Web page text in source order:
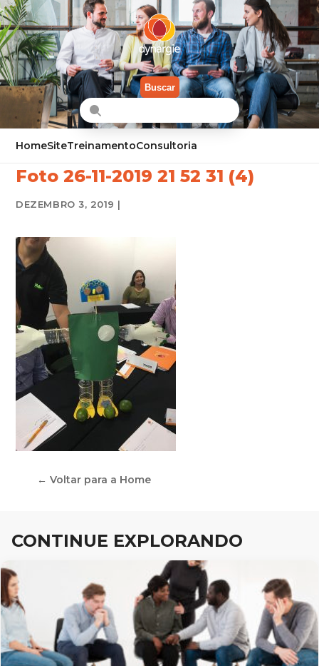
Buscar
HomeSiteTreinamentoConsultoria
Foto 26-11-2019 21 52 31 (4)
DEZEMBRO 3, 2019 |
← Voltar para a Home
CONTINUE EXPLORANDO